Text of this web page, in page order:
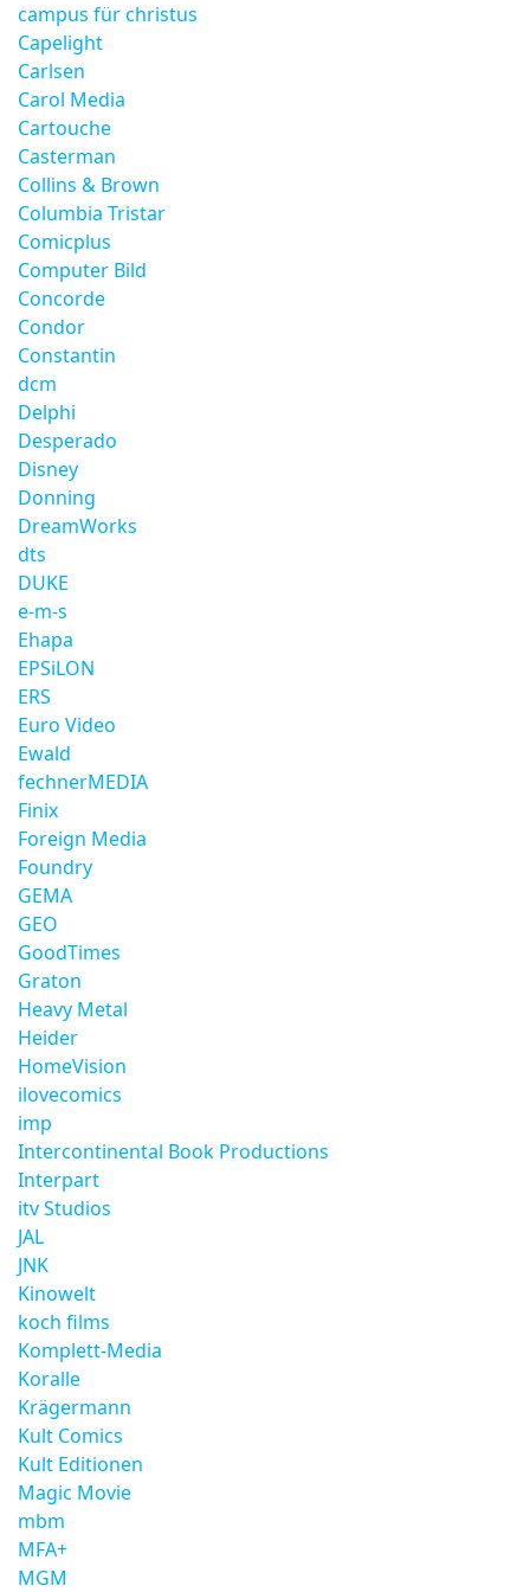
campus für christus
Capelight
Carlsen
Carol Media
Cartouche
Casterman
Collins & Brown
Columbia Tristar
Comicplus
Computer Bild
Concorde
Condor
Constantin
dcm
Delphi
Desperado
Disney
Donning
DreamWorks
dts
DUKE
e-m-s
Ehapa
EPSiLON
ERS
Euro Video
Ewald
fechnerMEDIA
Finix
Foreign Media
Foundry
GEMA
GEO
GoodTimes
Graton
Heavy Metal
Heider
HomeVision
ilovecomics
imp
Intercontinental Book Productions
Interpart
itv Studios
JAL
JNK
Kinowelt
koch films
Komplett-Media
Koralle
Krägermann
Kult Comics
Kult Editionen
Magic Movie
mbm
MFA+
MGM